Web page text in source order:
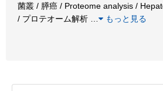
菌叢 / 膵癌 / Proteome analysis /
/ プロテオーム解析
もっと見る